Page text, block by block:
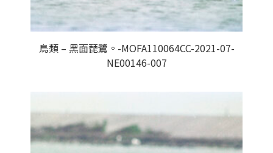
鳥類 – 黑面琵鷺。-MOFA110064CC-2021-07-
NE00146-007